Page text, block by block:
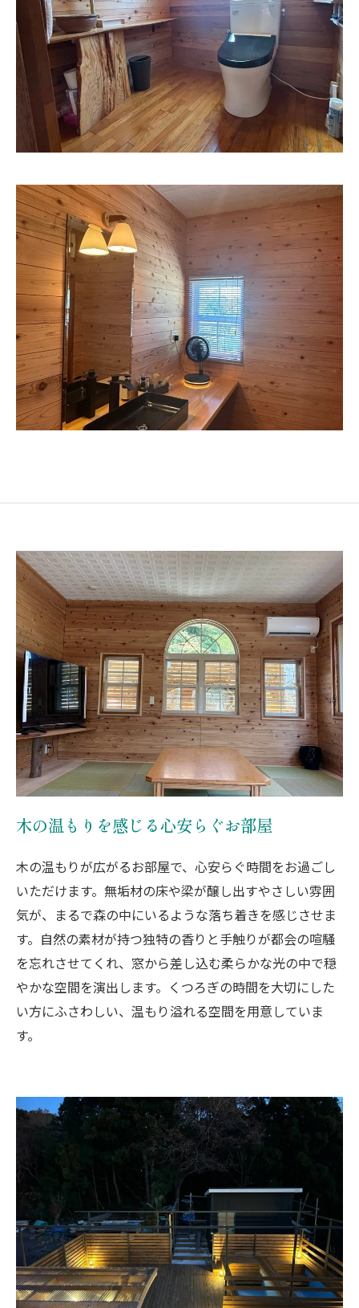
木の温もりを感じる心安らぐお部屋
木の温もりが広がるお部屋で、心安らぐ時間をお過ごし
いただけます。無垢材の床や梁が醸し出すやさしい雰囲
気が、まるで森の中にいるような落ち着きを感じさせま
す。自然の素材が持つ独特の香りと手触りが都会の喧騒
を忘れさせてくれ、窓から差し込む柔らかな光の中で穏
やかな空間を演出します。くつろぎの時間を大切にした
い方にふさわしい、温もり溢れる空間を用意していま
す。